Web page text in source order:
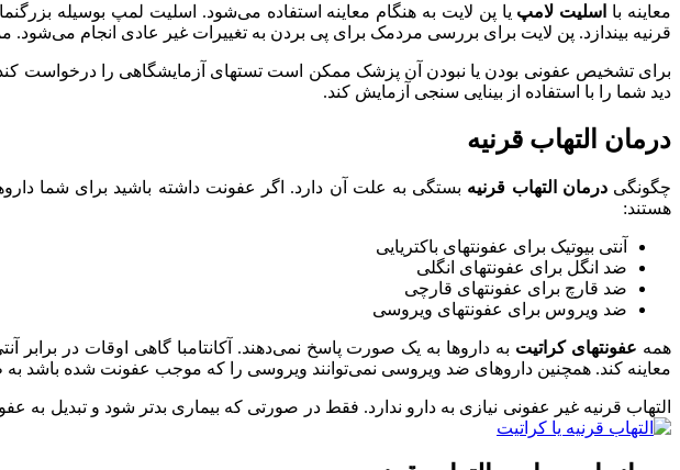
معاینه با اسلیت لامپ یا پن لایت به هنگام معاینه استفاده می‌شود. اسلیت لمپ بوسیله
قرنیه بیندازد. پن لایت برای بررسی مردمک برای پی بردن به تغییرات غیر عادی انجام
برای تشخیص عفونی بودن یا نبودن آن پزشک ممکن است تستهای آزمایشگاهی را درخواست
دید شما را با استفاده از بینایی سنجی آزمایش کند.
درمان التهاب قرنیه
چگونگیدرمان التهاب قرنیه بستگی به علت آن دارد. اگر عفونت داشته باشید برای شما
هستند:
آنتی بیوتیک برای عفونتهای باکتریایی
ضد انگل برای عفونتهای انگلی
ضد قارچ برای عفونتهای قارچی
ضد ویروس برای عفونتهای ویروسی
همه عفونتهای کراتیت به داروها به یک صورت پاسخ نمی‌دهند. آکانتامبا گاهی اوقات در
معاینه کند. همچنین داروهای ضد ویروسی نمی‌توانند ویروسی را که موجب عفونت شده باشد به
التهاب قرنیه غیر عفونی نیازی به دارو ندارد. فقط در صورتی که بیماری بدتر شود و تبدیل